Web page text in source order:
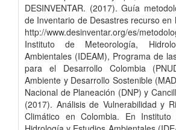
DESINVENTAR. (2017). Guía
de Inventario de Desastres recurso en
http://www.desinventar.org/es/
Instituto de Meteorología,
Ambientales (IDEAM), Programa de
para el Desarrollo Colombia
Ambiente y Desarrollo Sostenible
Nacional de Planeación (DNP) y
(2017). Análisis de Vulnerabilidad y
Climático en Colombia. En Instituto